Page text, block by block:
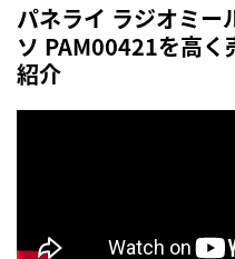
パネライ ラジオミー
ソ PAM00421を高
紹介